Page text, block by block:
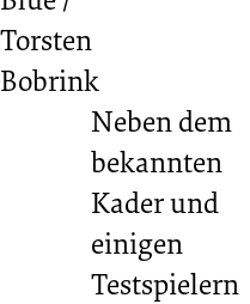
Torsten
Bobrink
Neben dem
bekannten
Kader und
einigen
Testspielern